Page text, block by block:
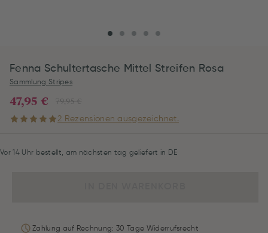
Fenna Schultertasche Mittel Streifen Rosa
Sammlung Stripes
79,95 €
47,95 €
2 Rezensionen ausgezeichnet.
Vor 14 Uhr bestellt, am nächsten tag geliefert in DE
Zahlung auf Rechnung: 30 Tage Widerrufsrecht